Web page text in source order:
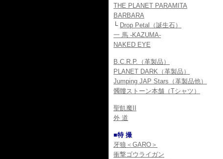
THE PLANET PARAMITA
BARBARA
└ Drop Petal（誕生石）
一 馬 -KAZUMA-
NAKED EYE
B.C.R.P.（革製品）
PLANET DARK（革製品）
Jumping JAP Stars（革製品他）
髑髏ストーン本舗（Tシャツ）
聖飢魔II
外 道
■特 撮
牙狼＜GARO＞
衝撃ゴウライガン